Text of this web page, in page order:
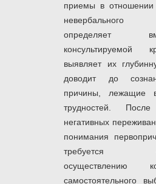
приемы в отношении
невербального
определяет
консультируемой
выявляет их
доводит до
причины, лежащие
трудностей. После
негативных
понимания
требуется
осуществлению
самостоятельного